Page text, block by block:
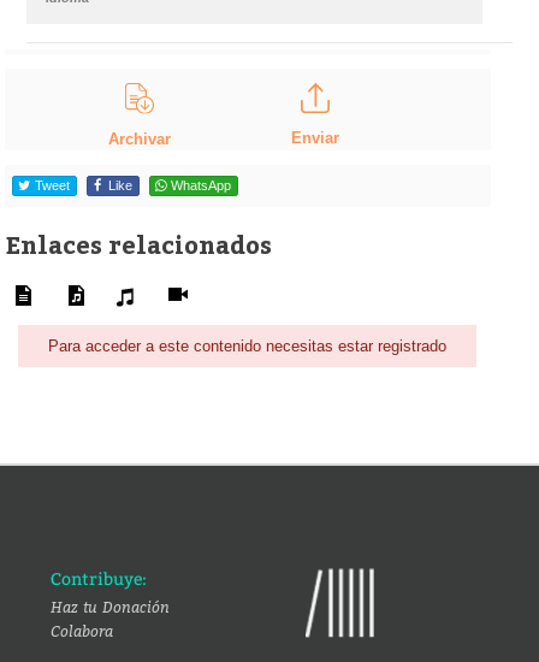
Archivar Enviar
Tweet Like WhatsApp
Enlaces relacionados
Para acceder a este contenido necesitas estar registrado
Contribuye:
Haz tu Donación
Colabora